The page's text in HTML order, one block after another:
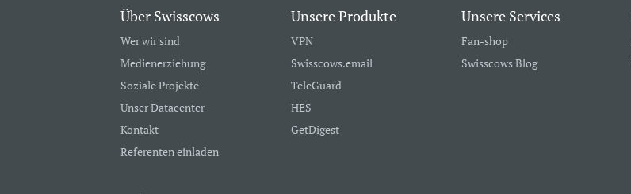
Über Swisscows
Wer wir sind
Medienerziehung
Soziale Projekte
Unser Datacenter
Kontakt
Referenten einladen
Unsere Produkte
VPN
Swisscows.email
TeleGuard
HES
GetDigest
Unsere Services
Fan-shop
Swisscows Blog